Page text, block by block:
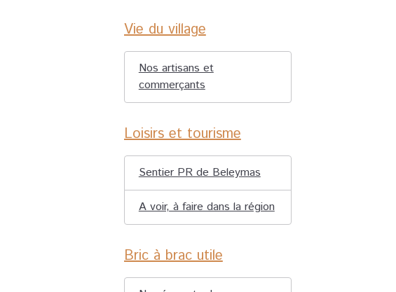
Vie du village
Nos artisans et
commerçants
Loisirs et tourisme
Sentier PR de Beleymas
A voir, à faire dans la région
Bric à brac utile